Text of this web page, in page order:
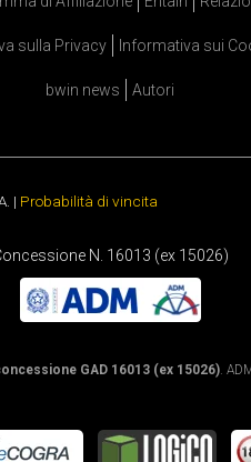
sulla Privacy Informativa sui
bwin news Autori
| Probabilità di vincita
N. 16013 (ex 15026)
GAD 16013 (ex 15026).